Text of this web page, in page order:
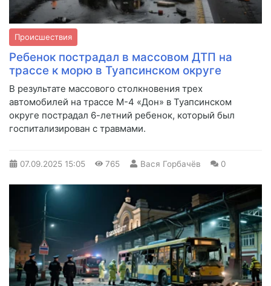
Происшествия
Ребенок пострадал в массовом ДТП на
трассе к морю в Туапсинском округе
В результате массового столкновения трех
автомобилей на трассе М-4 «Дон» в Туапсинском
округе пострадал 6-летний ребенок, который был
госпитализирован с травмами.
07.09.2025 15:05 765 Вася Горбачёв 0